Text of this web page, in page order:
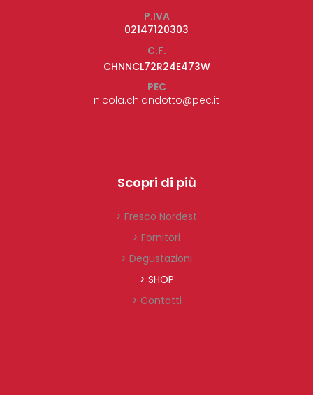
P.IVA
02147120303
C.F.
CHNNCL72R24E473W
PEC
nicola.chiandotto@pec.it
Scopri di più
> Fresco Nordest
> Fornitori
> Degustazioni
> SHOP
> Contatti